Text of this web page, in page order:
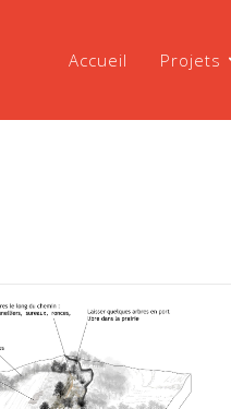
Accueil Projets